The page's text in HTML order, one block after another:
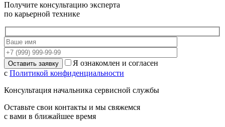
Получите консультацию эксперта
по карьерной технике
Я ознакомлен и согласен
с Политикой конфиденциальности
Консультация начальника сервисной службы
Оставьте свои контакты и мы свяжемся
с вами в ближайшее время